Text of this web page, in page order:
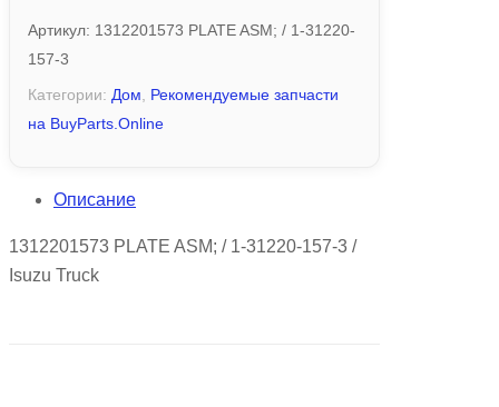
Артикул: 1312201573 PLATE ASM; / 1-31220-
157-3
Категории: Дом
Рекомендуемые запчасти
на BuyParts.Online
Описание
1312201573 PLATE ASM; / 1-31220-157-3 /
Isuzu Truck